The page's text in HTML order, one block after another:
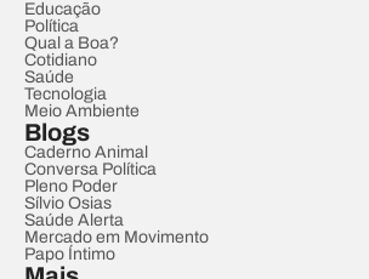
Educação
Política
Qual a Boa?
Cotidiano
Saúde
Tecnologia
Meio Ambiente
Blogs
Caderno Animal
Conversa Política
Pleno Poder
Sílvio Osias
Saúde Alerta
Mercado em Movimento
Papo Íntimo